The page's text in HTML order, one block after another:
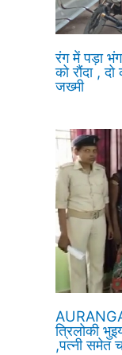
रंग में पड़ा
को रौंदा ,
जख्मी
त्रिलोकी
,पत्नी समेत